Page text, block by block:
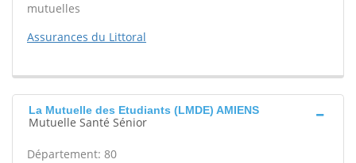
mutuelles
Assurances du Littoral
La Mutuelle des Etudiants (LMDE) AMIENS
Mutuelle Santé Sénior
Département: 80